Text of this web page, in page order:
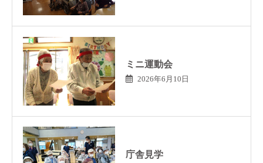
ミニ運動会
2026年6月10日
庁舎見学